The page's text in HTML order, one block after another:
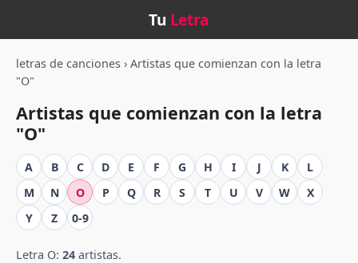
Tu Letra
letras de canciones › Artistas que comienzan con la letra
"O"
Artistas que comienzan con la letra
"O"
A B C D E F G H I J K
L
M
N O P Q R S T U V W
X
Y
Z 0-9
Letra O: 24 artistas.